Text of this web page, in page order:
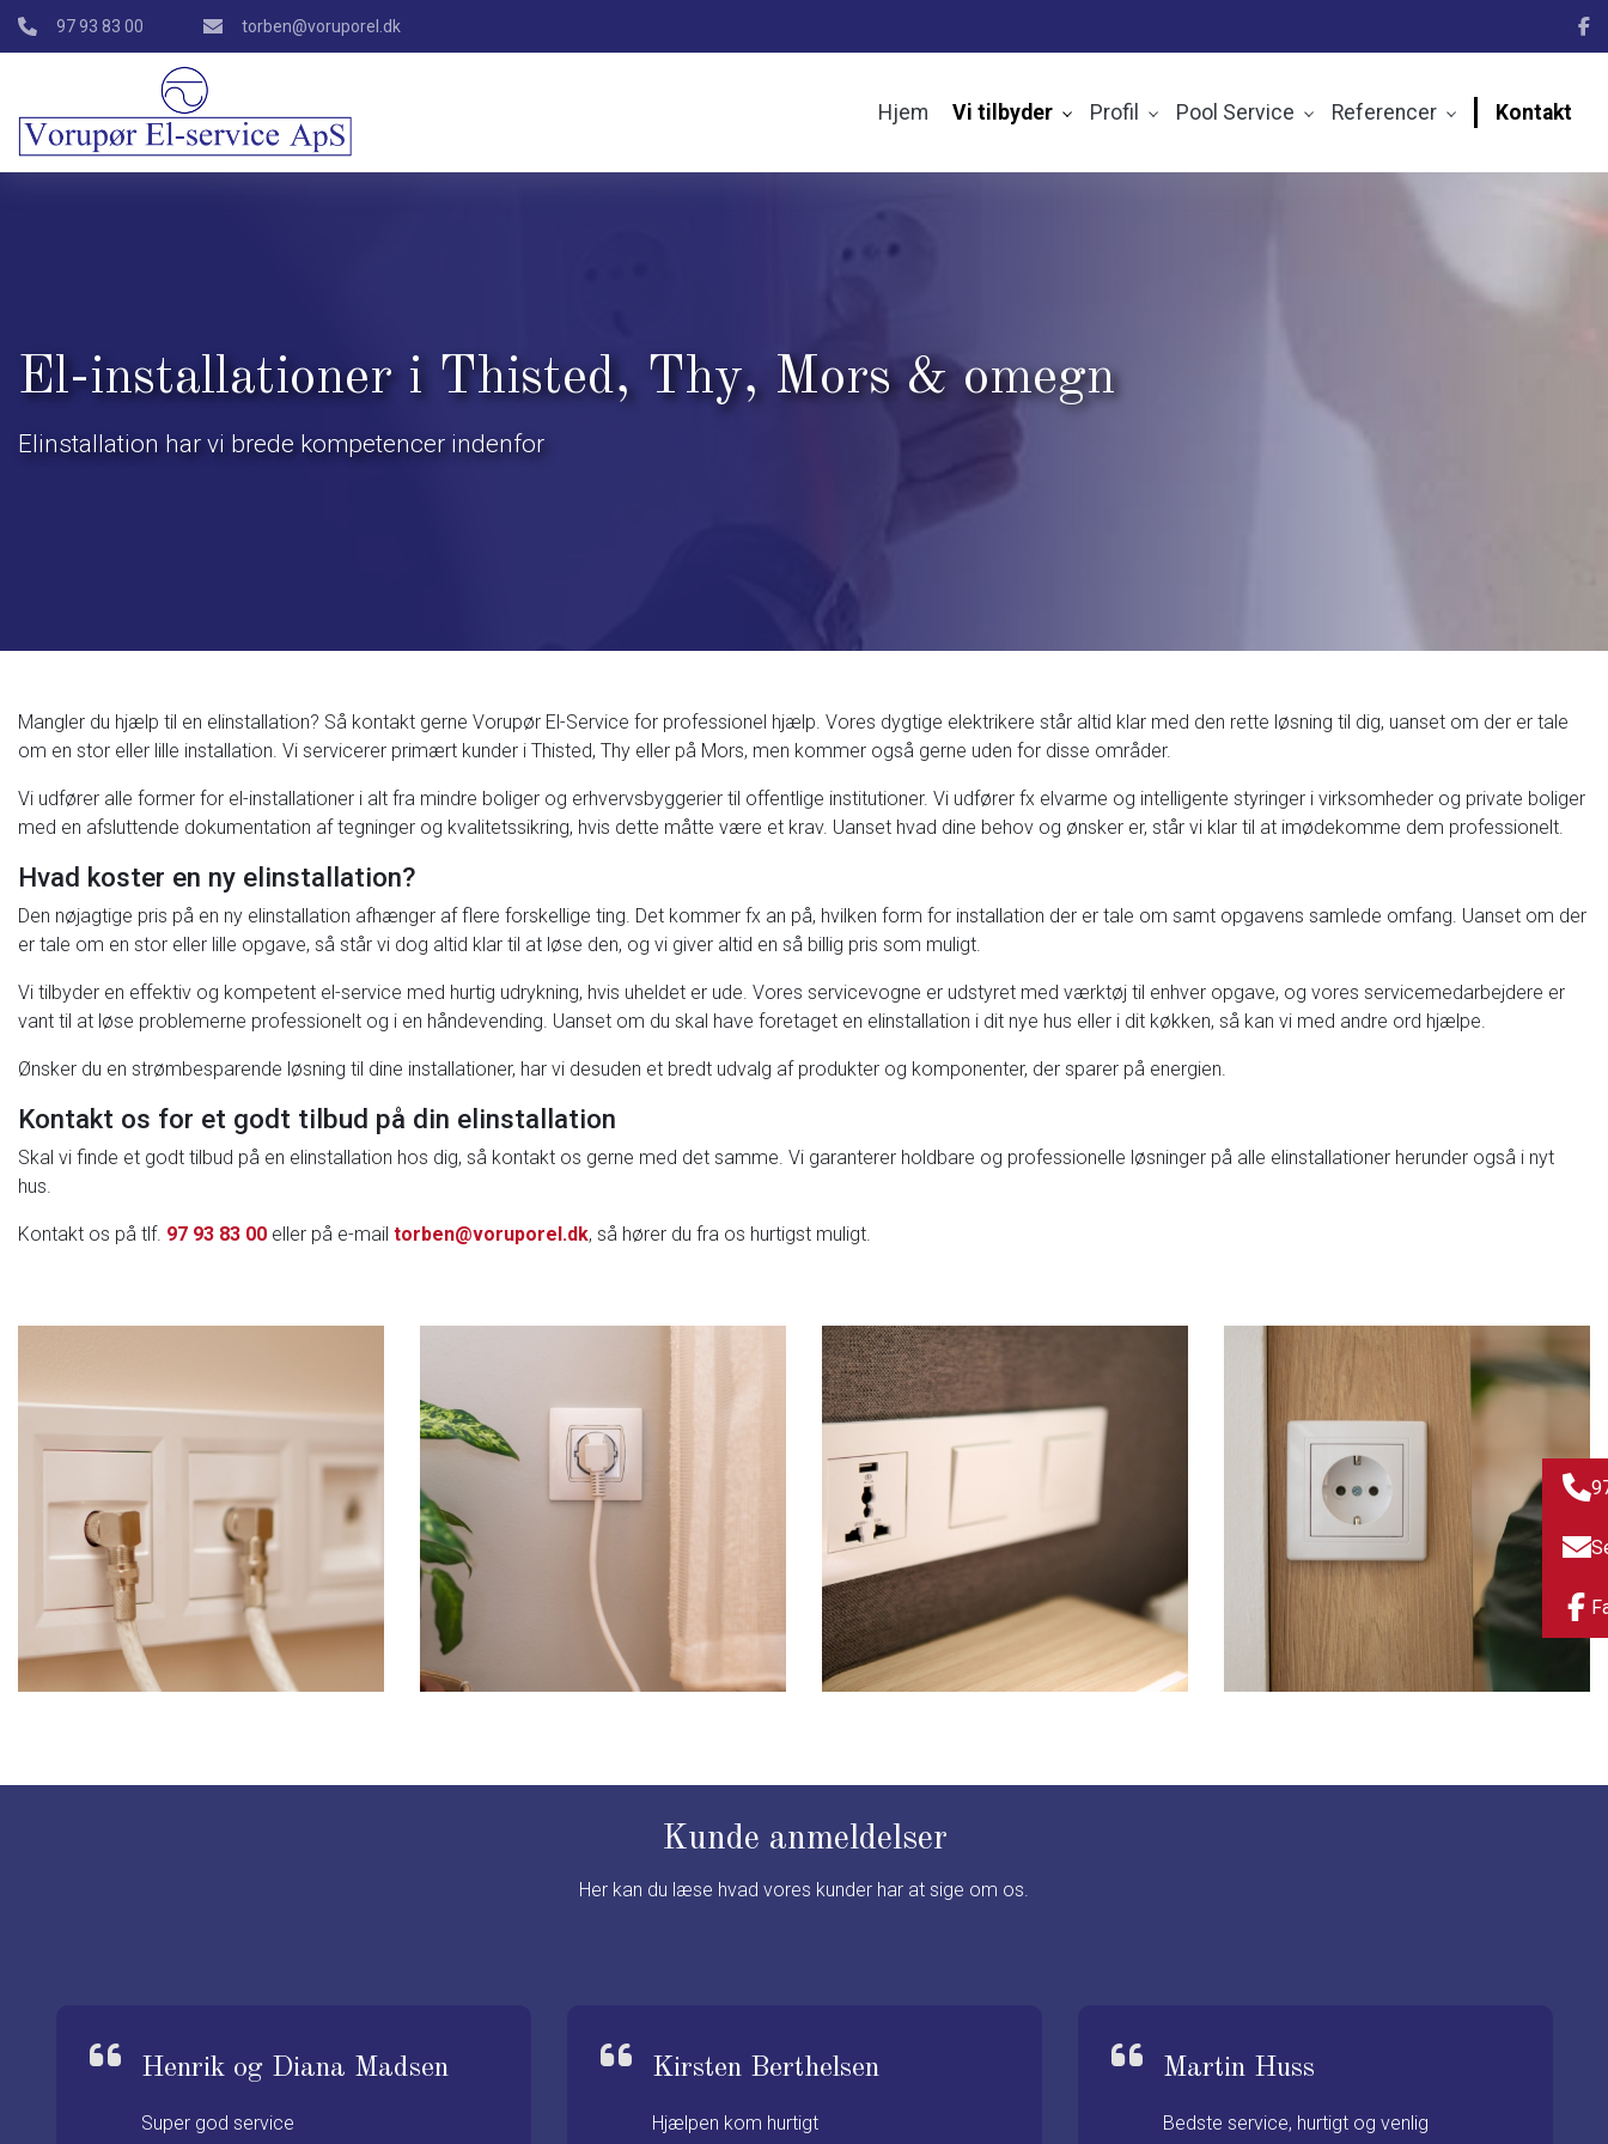
Gå
97 93 83 00 torben@voruporel.dk
Hjem Vi tilbyder Profil Pool Service Referencer Kontakt
El-installationer i Thisted, Thy, Mors & omegn
Elinstallation har vi brede kompetencer indenfor
Mangler du hjælp til en elinstallation? Så kontakt gerne Vorupør El-Service for professionel hjælp. Vores dygtige elektrikere står altid klar med den rette løsning til dig, uanset om der er tale
om en stor eller lille installation. Vi servicerer primært kunder i Thisted, Thy eller på Mors, men kommer også gerne uden for disse områder.
Vi udfører alle former for el-installationer i alt fra mindre boliger og erhvervsbyggerier til offentlige institutioner. Vi udfører fx elvarme og intelligente styringer i virksomheder og private boliger
med en afsluttende dokumentation af tegninger og kvalitetssikring, hvis dette måtte være et krav. Uanset hvad dine behov og ønsker er, står vi klar til at imødekomme dem professionelt.
Hvad koster en ny elinstallation?
Den nøjagtige pris på en ny elinstallation afhænger af flere forskellige ting. Det kommer fx an på, hvilken form for installation der er tale om samt opgavens samlede omfang. Uanset om der
er tale om en stor eller lille opgave, så står vi dog altid klar til at løse den, og vi giver altid en så billig pris som muligt.
Vi tilbyder en effektiv og kompetent el-service med hurtig udrykning, hvis uheldet er ude. Vores servicevogne er udstyret med værktøj til enhver opgave, og vores servicemedarbejdere er
vant til at løse problemerne professionelt og i en håndevending. Uanset om du skal have foretaget en elinstallation i dit nye hus eller i dit køkken, så kan vi med andre ord hjælpe.
Ønsker du en strømbesparende løsning til dine installationer, har vi desuden et bredt udvalg af produkter og komponenter, der sparer på energien.
Kontakt os for et godt tilbud på din elinstallation
Skal vi finde et godt tilbud på en elinstallation hos dig, så kontakt os gerne med det samme. Vi garanterer holdbare og professionelle løsninger på alle elinstallationer herunder også i nyt
hus.
Kontakt os på tlf. 97 93 83 00 eller på e-mail torben@voruporel.dk, så hører du fra os hurtigst muligt.
Kunde anmeldelser
Her kan du læse hvad vores kunder har at sige om os.
Henrik og Diana Madsen
Super god service
Kirsten Berthelsen
Hjælpen kom hurtigt
Martin Huss
Bedste service, hurtigt og venlig